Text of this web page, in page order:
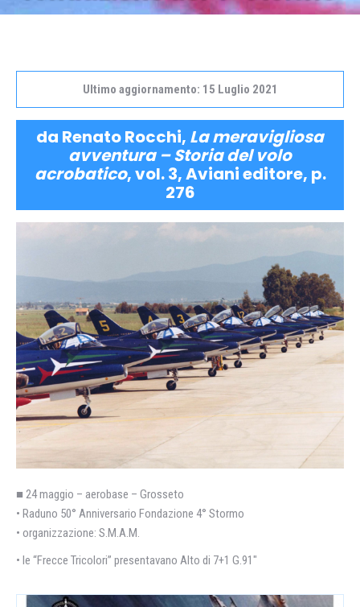
Ultimo aggiornamento: 15 Luglio 2021
da Renato Rocchi, La meravigliosa
avventura – Storia del volo
acrobatico, vol. 3, Aviani editore, p.
276
■ 24 maggio – aerobase – Grosseto
• Raduno 50° Anniversario Fondazione 4° Stormo
• organizzazione: S.M.A.M.
• le “Frecce Tricolori” presentavano Alto di 7+1 G.91″